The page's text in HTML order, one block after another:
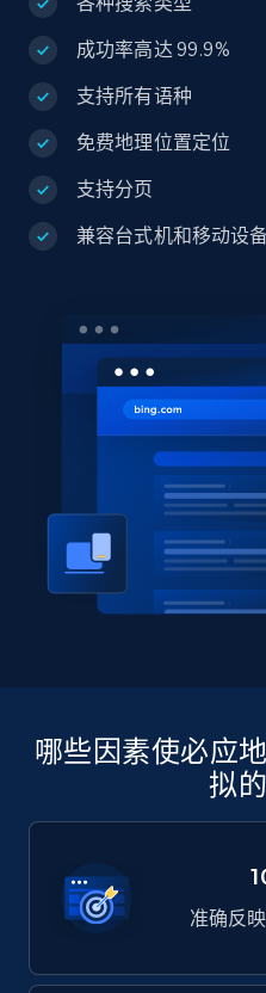
成功率高达 99.9%
支持所有语种
免费地理位置定位
支持分页
兼容台式机和移动设
哪些因素使必应
拟
准确反